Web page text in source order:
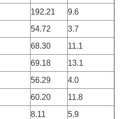
192.21
9.6
54.72
3.7
68.30
11.1
69.18
13.1
56.29
4.0
60.20
11.8
8.11
5.9